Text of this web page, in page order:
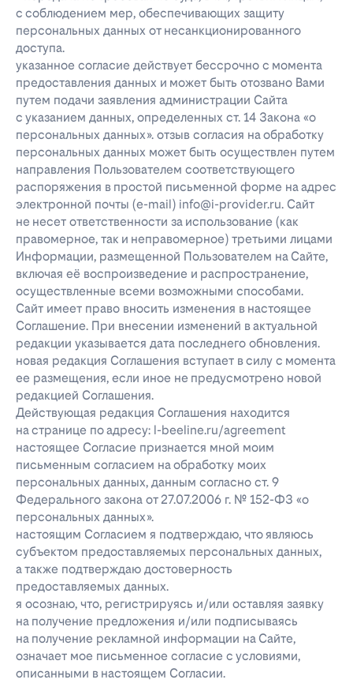
с соблюдением мер, обеспечивающих защиту
персональных данных от несанкционированного
доступа.
указанное согласие действует бессрочно с момента
предоставления данных и может быть отозвано Вами
путем подачи заявления администрации Сайта
с указанием данных, определенных ст. 14 Закона «о
персональных данных». отзыв согласия на обработку
персональных данных может быть осуществлен путем
направления Пользователем соответствующего
распоряжения в простой письменной форме на адрес
электронной почты (e-mail) info@i-provider.ru. Сайт
не несет ответственности за использование (как
правомерное, так и неправомерное) третьими лицами
Информации, размещенной Пользователем на Сайте,
включая её воспроизведение и распространение,
осуществленные всеми возможными способами.
Сайт имеет право вносить изменения в настоящее
Соглашение. При внесении изменений в актуальной
редакции указывается дата последнего обновления.
новая редакция Соглашения вступает в силу с момента
ее размещения, если иное не предусмотрено новой
редакцией Соглашения.
Действующая редакция Соглашения находится
на странице по адресу: l-beeline.ru/agreement
настоящее Согласие признается мной моим
письменным согласием на обработку моих
персональных данных, данным согласно ст. 9
Федерального закона от 27.07.2006 г. № 152-ФЗ «о
персональных данных».
настоящим Согласием я подтверждаю, что являюсь
субъектом предоставляемых персональных данных,
а также подтверждаю достоверность
предоставляемых данных.
я осознаю, что, регистрируясь и/или оставляя заявку
на получение предложения и/или подписываясь
на получение рекламной информации на Сайте,
означает мое письменное согласие с условиями,
описанными в настоящем Согласии.